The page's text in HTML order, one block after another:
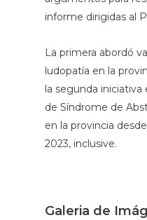
informe dirigidas al
La primera abordó
ludopatía en la
la segunda
de Síndrome de
en la provincia
2023, inclusive.
Galeria de